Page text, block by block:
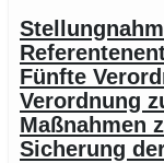
Fünfte
Verordnung
Maßnahmen
Sicherung